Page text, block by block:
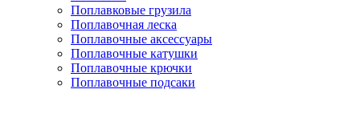
Поплавковые грузила
Поплавочная леска
Поплавочные аксессуары
Поплавочные катушки
Поплавочные крючки
Поплавочные подсаки